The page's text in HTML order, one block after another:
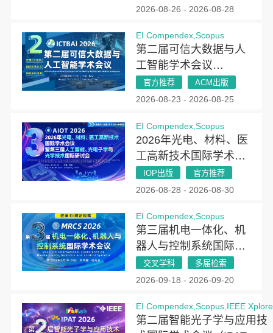
2026-08-26 - 2026-08-28
EI Compendex,Scopus
第二届可信大数据与人
工智能学术会议
(ICTBAI 2026)
官方推荐 ACM出版
2026-08-23 - 2026-08-25
EI Compendex,Scopus
2026年光电、材料、医
工高新技术国际学术会
议暨第三届人工智能、
光电子学与光学技术国
2026）
IOP出版 官方推荐
2026-08-28 - 2026-08-30
EI Compendex,Scopus
第三届机电一体化、机
器人与控制系统国际学
术会议(MRCS 2026)
交叉学科 多届检索
2026-09-18 - 2026-09-20
EI Compendex,Scopus,IEEE Xplore
第二届智能光子学与应用技